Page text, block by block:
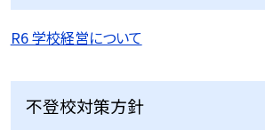
R6 学校経営について
不登校対策方針